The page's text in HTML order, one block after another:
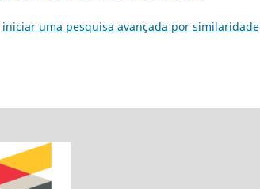
iniciar uma pesquisa avançada por similaridade